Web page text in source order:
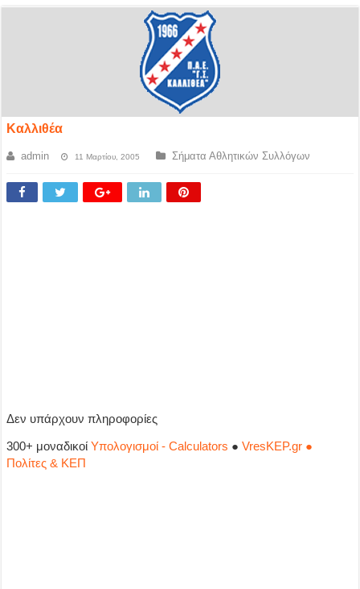
Καλλιθέα
admin 11 Μαρτίου, 2005 Σήματα Αθλητικών Συλλόγων
Δεν υπάρχουν πληροφορίες
300+ μοναδικοίΥπολογισμοί - Calculators ●VresKEP.gr ●
Πολίτες & ΚΕΠ